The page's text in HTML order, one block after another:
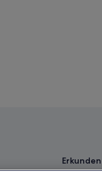
Erkunden